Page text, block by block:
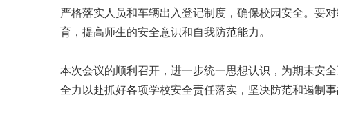
严格落实人员和车辆出入登记制度，确保校园安全。要
育，提高师生的安全意识和自我防范能力。
本次会议的顺利召开，进一步统一思想认识，为期末安
全力以赴抓好各项学校安全责任落实，坚决防范和遏制